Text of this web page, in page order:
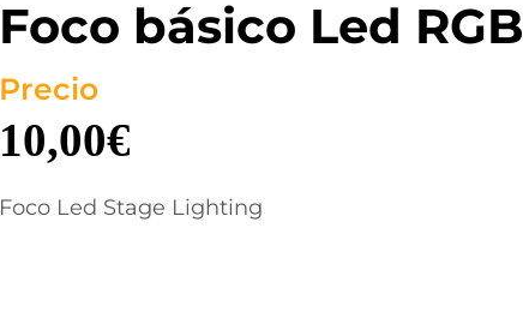
Foco básico Led RGB
Precio
10,00€
Foco Led Stage Lighting